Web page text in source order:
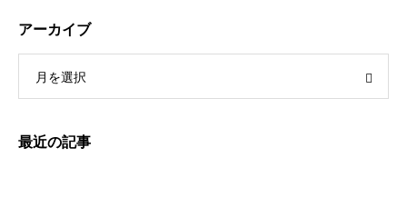
第42回竹下まつり
アーカイブ
月を選択
最近の記事